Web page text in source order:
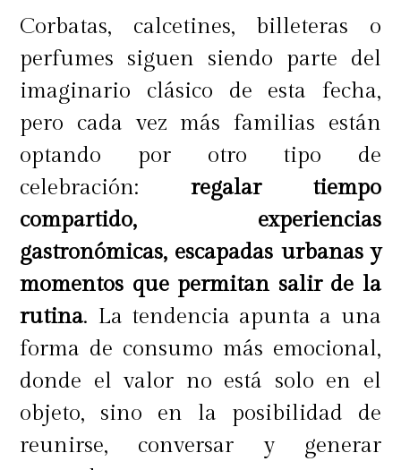
de Jerez directamente de la bota con
la venencia, para finalizar con la
preparación de sus cóctel.
Bajo el liderazgo de Joao Vicente
Brand Ambassador de Tio Pepe, el
jurado además estuvo conformado
por Jonathan Rodriguez, Jefe de
Barra de Zanzíbar y ganador de la
Final nacional Tio Pepe Challenge
2017 Chile y Felipe Rojas,
Sommelier de Viñedos Veramonte,
bodega que pertenece a Gonzales
Byass al igual que Tio Pepe.
Corbatas, calcetines, billeteras o
perfumes siguen siendo parte del
imaginario clásico de esta fecha,
pero cada vez más familias están
optando por otro tipo de
celebración: regalar tiempo
compartido, experiencias
gastronómicas, escapadas urbanas y
momentos que permitan salir de la
rutina. La tendencia apunta a una
forma de consumo más emocional,
donde el valor no está solo en el
objeto, sino en la posibilidad de
reunirse, conversar y generar